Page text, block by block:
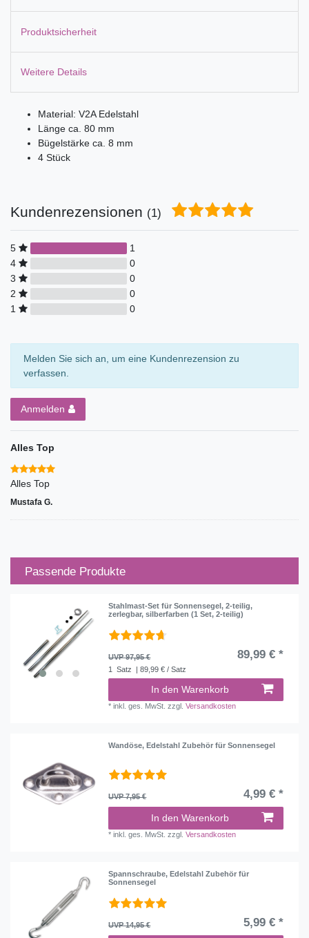
Produktsicherheit
Weitere Details
Material: V2A Edelstahl
Länge ca. 80 mm
Bügelstärke ca. 8 mm
4 Stück
Kundenrezensionen (1)
5
1
4
0
3
0
2
0
1
0
Melden Sie sich an, um eine Kundenrezension zu
verfassen.
Anmelden
Alles Top
Alles Top
Mustafa G.
Passende Produkte
Stahlmast-Set für Sonnensegel, 2-teilig,
zerlegbar, silberfarben (1 Set, 2-teilig)
UVP 97,95 € 89,99 € *
1 Satz | 89,99 € / Satz
In den Warenkorb
*inkl. ges. MwSt. zzgl.Versandkosten
Wandöse, Edelstahl Zubehör für Sonnensegel
UVP 7,95 € 4,99 € *
In den Warenkorb
*inkl. ges. MwSt. zzgl.Versandkosten
Spannschraube, Edelstahl Zubehör für
Sonnensegel
UVP 14,95 € 5,99 € *